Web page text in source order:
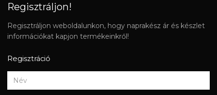
Regisztráljon!
Regisztráljon weboldalunkon, hogy naprakész ár és készlet
információkat kapjon termékeinkről!
Regisztráció